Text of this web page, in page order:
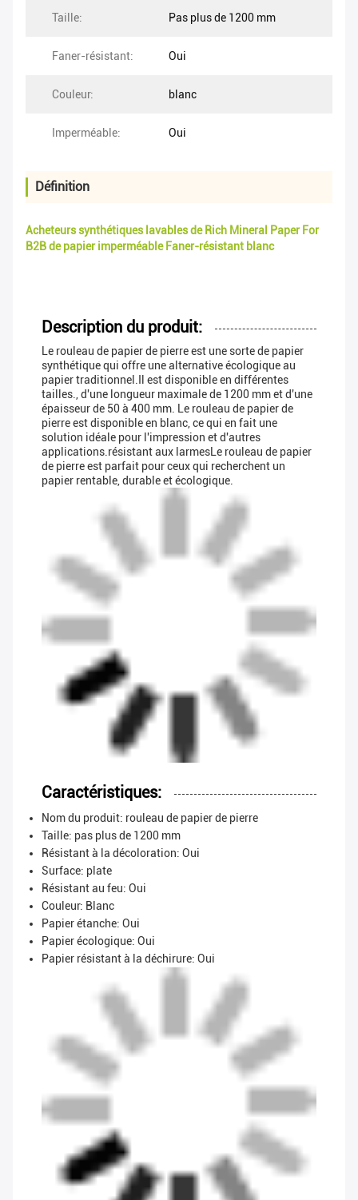
Taille: Pas plus de 1200 mm
Faner-résistant: Oui
Couleur: blanc
Imperméable: Oui
Définition
Acheteurs synthétiques lavables de Rich Mineral Paper For
B2B de papier imperméable Faner-résistant blanc
Description du produit:
Le rouleau de papier de pierre est une sorte de papier
synthétique qui offre une alternative écologique au
papier traditionnel.Il est disponible en différentes
tailles., d'une longueur maximale de 1200 mm et d'une
épaisseur de 50 à 400 mm. Le rouleau de papier de
pierre est disponible en blanc, ce qui en fait une
solution idéale pour l'impression et d'autres
applications.résistant aux larmesLe rouleau de papier
de pierre est parfait pour ceux qui recherchent un
papier rentable, durable et écologique.
Caractéristiques:
Nom du produit: rouleau de papier de pierre
Taille: pas plus de 1200 mm
Résistant à la décoloration: Oui
Surface: plate
Résistant au feu: Oui
Couleur: Blanc
Papier étanche: Oui
Papier écologique: Oui
Papier résistant à la déchirure: Oui